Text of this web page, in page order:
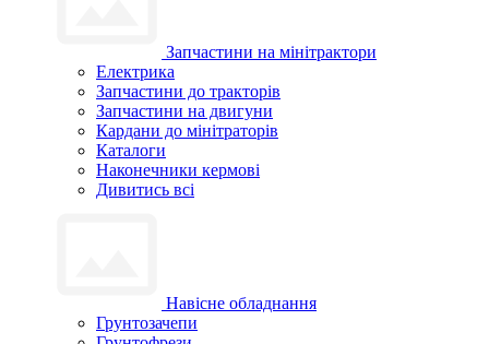
Запчастини на мінітрактори
Електрика
Запчастини до тракторів
Запчастини на двигуни
Кардани до мінітраторів
Каталоги
Наконечники кермові
Дивитись всі
Навісне обладнання
Грунтозачепи